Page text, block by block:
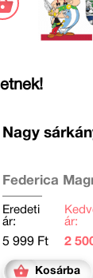
Nagy
Federica
Eredeti
ár:
5 999 Ft
ár:
2
Kosárba